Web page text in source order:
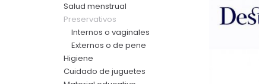
Salud menstrual
Preservativos
Internos o vaginales
Externos o de pene
Higiene
Cuidado de juguetes